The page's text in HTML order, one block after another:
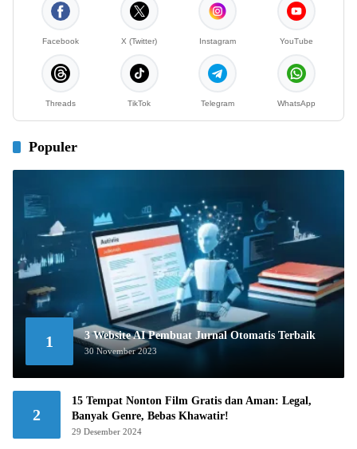
Facebook X (Twitter) Instagram YouTube
Threads TikTok Telegram WhatsApp
Populer
1 3 Website AI Pembuat Jurnal Otomatis Terbaik
30 November 2023
2
15 Tempat Nonton Film Gratis dan Aman: Legal,
Banyak Genre, Bebas Khawatir!
29 Desember 2024